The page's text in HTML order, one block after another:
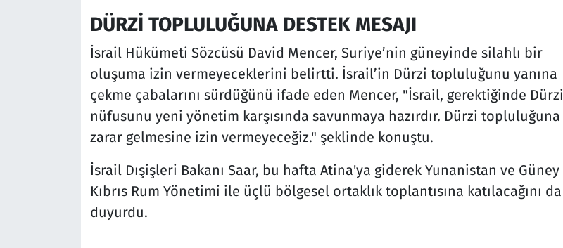
DÜRZİ TOPLULUĞUNA DESTEK MESAJI
İsrail Hükümeti Sözcüsü David Mencer, Suriye’nin güneyinde silahlı bir
oluşuma izin vermeyeceklerini belirtti. İsrail’in Dürzi topluluğunu yanına
çekme çabalarını sürdüğünü ifade eden Mencer, "İsrail, gerektiğinde Dürzi
nüfusunu yeni yönetim karşısında savunmaya hazırdır. Dürzi topluluğuna
zarar gelmesine izin vermeyeceğiz." şeklinde konuştu.
İsrail Dışişleri Bakanı Saar, bu hafta Atina'ya giderek Yunanistan ve Güney
Kıbrıs Rum Yönetimi ile üçlü bölgesel ortaklık toplantısına katılacağını da
duyurdu.